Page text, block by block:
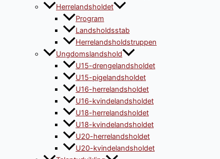
Herrelandsholdet
Program
Landsholdsstab
Herrelandsholdstruppen
Ungdomslandshold
U15-drengelandsholdet
U15-pigelandsholdet
U16-herrelandsholdet
U16-kvindelandsholdet
U18-herrelandsholdet
U18-kvindelandsholdet
U20-herrelandsholdet
U20-kvindelandsholdet